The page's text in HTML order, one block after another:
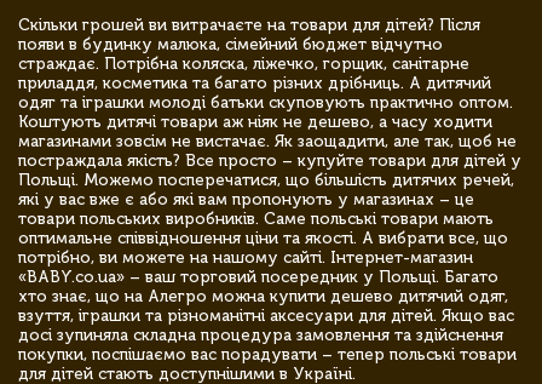
Скільки грошей ви витрачаєте на товари для дітей? Після
появи в будинку малюка, сімейний бюджет відчутно
страждає. Потрібна коляска, ліжечко, горщик, санітарне
приладдя, косметика та багато різних дрібниць. А дитячий
одяг та іграшки молоді батьки скуповують практично оптом.
Коштують дитячі товари аж ніяк не дешево, а часу ходити
магазинами зовсім не вистачає. Як заощадити, але так, щоб не
постраждала якість? Все просто – купуйте товари для дітей у
Польщі. Можемо посперечатися, що більшість дитячих речей,
які у вас вже є або які вам пропонують у магазинах – це
товари польських виробників. Саме польські товари мають
оптимальне співвідношення ціни та якості. А вибрати все, що
потрібно, ви можете на нашому сайті. Інтернет-магазин
«BABY.co.ua» – ваш торговий посередник у Польщі. Багато
хто знає, що на Алегро можна купити дешево дитячий одяг,
взуття, іграшки та різноманітні аксесуари для дітей. Якщо вас
досі зупиняла складна процедура замовлення та здійснення
покупки, поспішаємо вас порадувати – тепер польські товари
для дітей стають доступнішими в Україні.